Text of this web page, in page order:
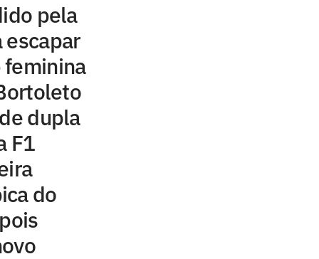
pela
escapar
feminina
dupla
F1
do